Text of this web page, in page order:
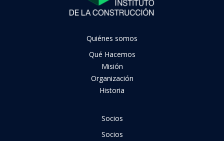
Quiénes somos
Qué Hacemos
Misión
Organización
Historia
Socios
Socios